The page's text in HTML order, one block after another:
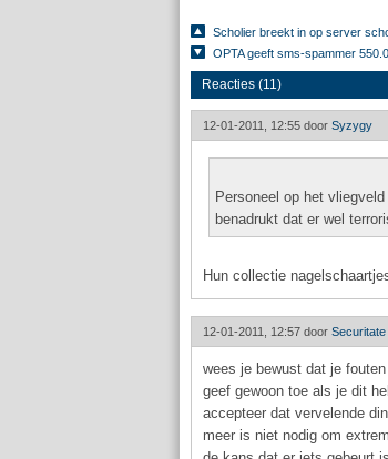
Scholier breekt in op server
OPTA geeft sms-spammer
Reacties (11)
12-01-2011, 12:55 door Syzygy
Personeel op het
benadrukt dat er wel
Hun collectie
12-01-2011, 12:57 door Securitate
wees je bewust dat je
geef gewoon toe als je dit
accepteer dat vervelende
meer is niet nodig om